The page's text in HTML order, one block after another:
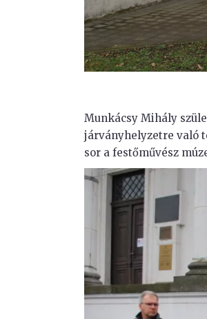
Munkácsy Mihály
járványhelyzetre való
sor a festőművész